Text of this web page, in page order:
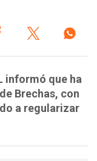
informó que ha
Brechas, con
a regularizar